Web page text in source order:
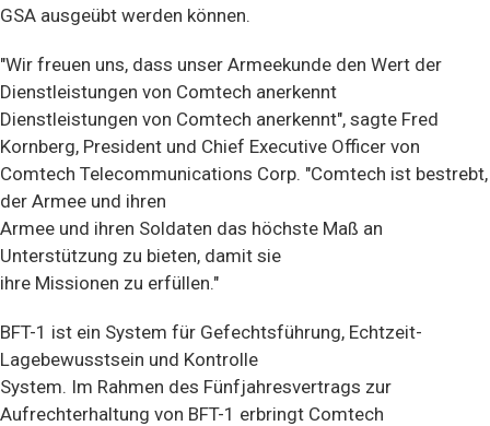
GSA ausgeübt werden können.
"Wir freuen uns, dass unser Armeekunde den Wert der
Dienstleistungen von Comtech anerkennt
Dienstleistungen von Comtech anerkennt", sagte Fred
Kornberg, President und Chief Executive Officer von
Comtech Telecommunications Corp. "Comtech ist bestrebt,
der Armee und ihren
Armee und ihren Soldaten das höchste Maß an
Unterstützung zu bieten, damit sie
ihre Missionen zu erfüllen."
BFT-1 ist ein System für Gefechtsführung, Echtzeit-
Lagebewusstsein und Kontrolle
System. Im Rahmen des Fünfjahresvertrags zur
Aufrechterhaltung von BFT-1 erbringt Comtech